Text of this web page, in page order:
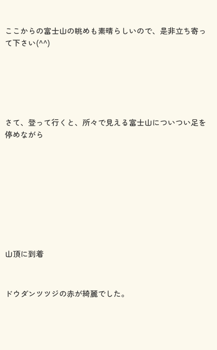
ここからの富士山の眺めも素晴らしいので、是非立ち寄っ
て下さい(^^)
さて、登って行くと、所々で見える富士山についつい足を
停めながら
山頂に到着
ドウダンツツジの赤が綺麗でした。